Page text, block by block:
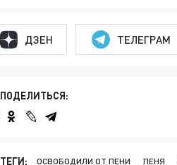
ДЗЕН ТЕЛЕГРАМ
ПОДЕЛИТЬСЯ:
ТЕГИ: ОСВОБОДИЛИ ОТ ПЕНИ ПЕНЯ